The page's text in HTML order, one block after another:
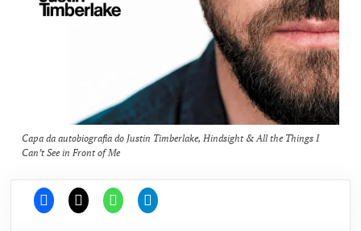
Capa da autobiografia do Justin Timberlake, Hindsight & All the Things I
Can’t See in Front of Me